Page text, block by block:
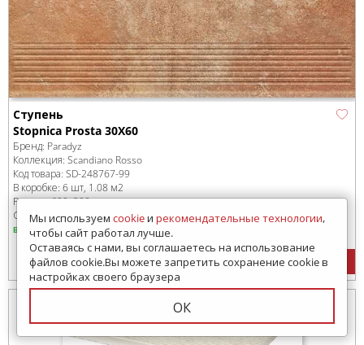
Ступень
Stopnica Prosta 30X60
Бренд: Paradyz
Коллекция: Scandiano Rosso
Код товара: SD-248767-99
В коробке: 6 шт, 1.08 м2
Размер:600x300 мм
Сроки доставки: 7 - 9 дней
в наличии
Цена:4876руб./м2
Мы используем cookieи рекомендательные технологии,
чтобы сайт работал лучше.
Оставаясь с нами, вы соглашаетесь на использование
файлов cookie.Вы можете запретить сохранение cookie в
настройках своего браузера
ОК